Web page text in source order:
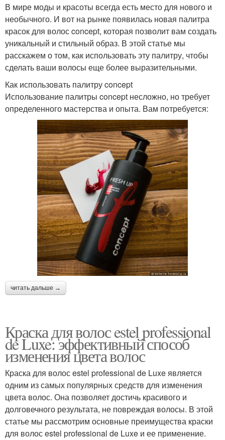
В мире моды и красоты всегда есть место для нового и
необычного. И вот на рынке появилась новая палитра
красок для волос concept, которая позволит вам создать
уникальный и стильный образ. В этой статье мы
расскажем о том, как использовать эту палитру, чтобы
сделать ваши волосы еще более выразительными.
Как использовать палитру concept
Использование палитры concept несложно, но требует
определенного мастерства и опыта. Вам потребуется:
читать дальше →
Краска для волос estel professional
de Luxe: эффективный способ
изменения цвета волос
Краска для волос estel professional de Luxe является
одним из самых популярных средств для изменения
цвета волос. Она позволяет достичь красивого и
долговечного результата, не повреждая волосы. В этой
статье мы рассмотрим основные преимущества краски
для волос estel professional de Luxe и ее применение.